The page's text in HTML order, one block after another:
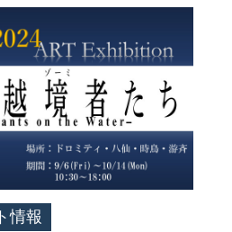
情報